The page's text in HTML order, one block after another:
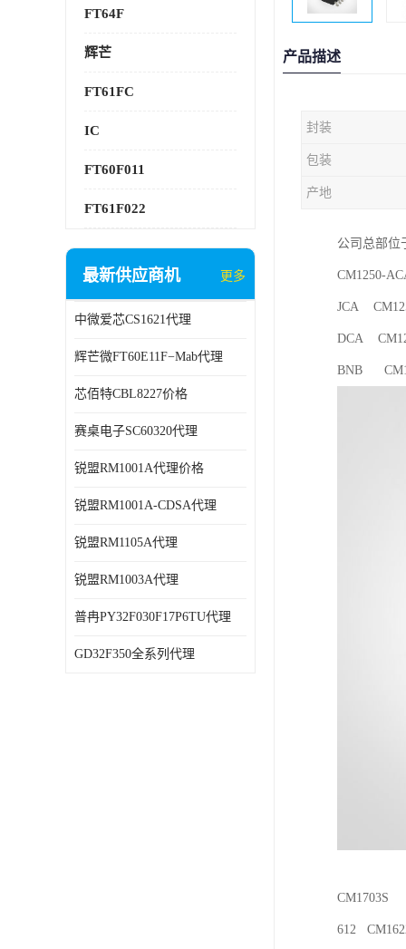
FT64F
辉芒
FT61FC
IC
FT60F011
FT61F022
最新供应商机 更多
中微爱芯CS1621代理
辉芒微FT60E11F−Mab代理
芯佰特CBL8227价格
赛桌电子SC60320代理
锐盟RM1001A代理价格
锐盟RM1001A-CDSA代理
锐盟RM1105A代理
锐盟RM1003A代理
普冉PY32F030F17P6TU代理
GD32F350全系列代理
产品描述
封装
包装
产地
公司总部位
CM1250-
JCA
DCA
BNB
CM1703S
612